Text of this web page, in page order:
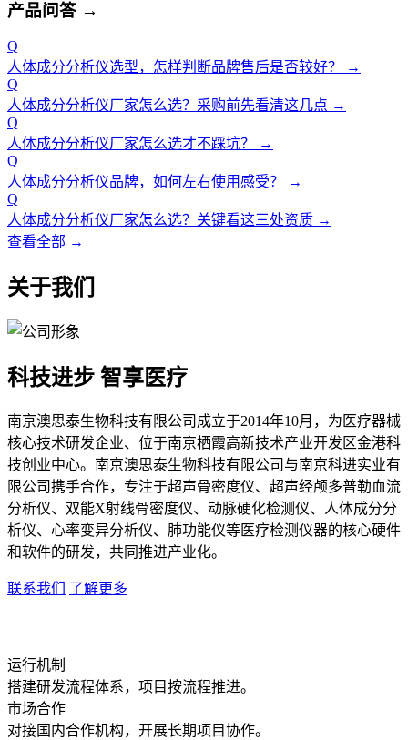
产品问答 →
Q
人体成分分析仪选型，怎样判断品牌售后是否较好？
→
Q
人体成分分析仪厂家怎么选？采购前先看清这几点 →
Q
人体成分分析仪厂家怎么选才不踩坑？
→
Q
人体成分分析仪品牌，如何左右使用感受？
→
Q
人体成分分析仪厂家怎么选？关键看这三处资质 →
查看全部 →
关于我们
科技进步 智享医疗
南京澳思泰生物科技有限公司成立于2014年10月，为医疗器械
核心技术研发企业、位于南京栖霞高新技术产业开发区金港科
技创业中心。南京澳思泰生物科技有限公司与南京科进实业有
限公司携手合作，专注于超声骨密度仪、超声经颅多普勒血流
分析仪、双能X射线骨密度仪、动脉硬化检测仪、人体成分分
析仪、心率变异分析仪、肺功能仪等医疗检测仪器的核心硬件
和软件的研发，共同推进产业化。
联系我们 了解更多
运行机制
搭建研发流程体系，项目按流程推进。
市场合作
对接国内合作机构，开展长期项目协作。